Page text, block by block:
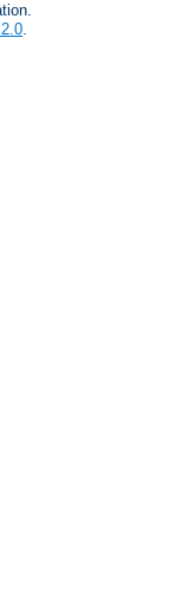
.